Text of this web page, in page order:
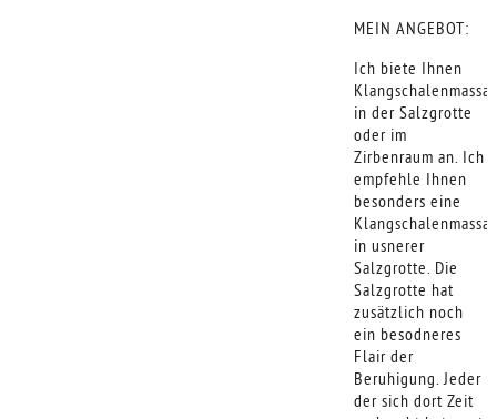
MEIN ANGEBOT:
Ich biete Ihnen
in der Salzgrotte
oder im
Zirbenraum an. Ich
empfehle Ihnen
besonders eine
in usnerer
Salzgrotte. Die
Salzgrotte hat
zusätzlich noch
ein besodneres
Flair der
Beruhigung. Jeder
der sich dort Zeit